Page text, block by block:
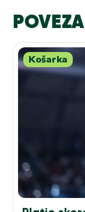
Košarka